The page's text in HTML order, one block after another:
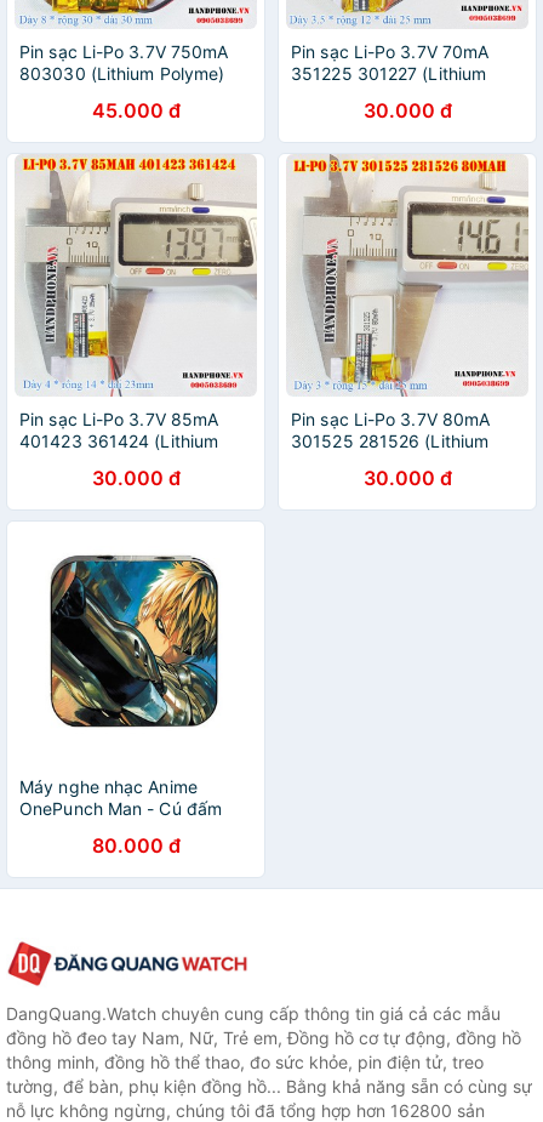
Pin sạc Li-Po 3.7V 750mA
803030 (Lithium Polyme)
Smartwatch, máy ghi
âm,khoá vân tay,định vị GPS
45.000 đ
Pin sạc Li-Po 3.7V 70mA
351225 301227 (Lithium
bluetooth, máy ghi âm, khoá
vân tay, định vị GPS
30.000 đ
Pin sạc Li-Po 3.7V 85mA
401423 361424 (Lithium
bluetooth, máy ghi âm, khoá
vân tay, định vị GPS
30.000 đ
Pin sạc Li-Po 3.7V 80mA
301525 281526 (Lithium
bluetooth, máy ghi âm, khoá
vân tay, định vị GPS
30.000 đ
Máy nghe nhạc Anime
OnePunch Man - Cú đấm
tai nghe cắm dây có mic và
dây sạc mp3 anime chibi
80.000 đ
DangQuang.Watch chuyên cung cấp thông tin giá cả các mẫu
đồng hồ đeo tay Nam, Nữ, Trẻ em, Đồng hồ cơ tự động, đồng hồ
thông minh, đồng hồ thể thao, đo sức khỏe, pin điện tử, treo
tường, để bàn, phụ kiện đồng hồ... Bằng khả năng sẵn có cùng sự
nỗ lực không ngừng, chúng tôi đã tổng hợp hơn 162800 sản